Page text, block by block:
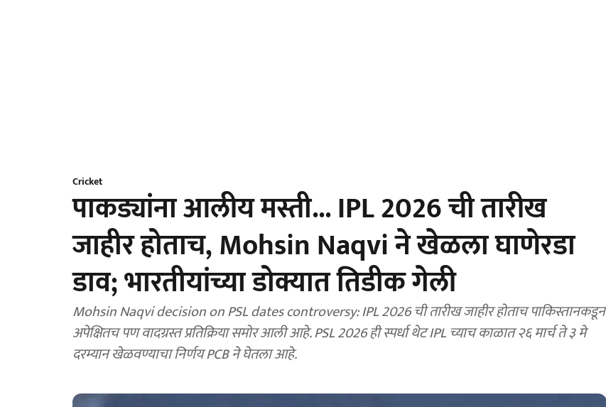
Cricket
पाकड्यांना आलीय मस्ती... IPL 2026 ची तारीख
जाहीर होताच, Mohsin Naqvi ने खेळला घाणेरडा
डाव; भारतीयांच्या डोक्यात तिडीक गेली
Mohsin Naqvi decision on PSL dates controversy: IPL 2026 ची तारीख जाहीर होताच पाकिस्तानकडून
अपेक्षितच पण वादग्रस्त प्रतिक्रिया समोर आली आहे. PSL 2026 ही स्पर्धा थेट IPL च्याच काळात २६ मार्च ते ३ मे
दरम्यान खेळवण्याचा निर्णय PCB ने घेतला आहे.